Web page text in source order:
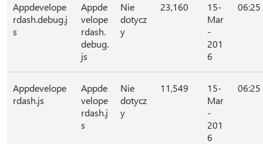
Appdevelope
rdash.debug.j
s
Appde
velope
rdash.
debug.
js
Nie
dotycz
y
23,160
15-
Mar
-
201
6
06:25
Appdevelope
rdash.js
Appde
velope
rdash.j
s
Nie
dotycz
y
11,549
15-
Mar
-
201
6
06:25